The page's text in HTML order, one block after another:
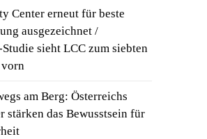
Ausgezeichnet
Beliebtesten Shops In
Deutschland
Von Mallorca Bis
Top-Destinationen
Center erneut für beste
ausgezeichnet /
sieht LCC zum siebten
am Berg: Österreichs
stärken das Bewusstsein für